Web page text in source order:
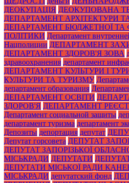
ДЕОКУПАЦІЯ ДЕОКУПОВАНА
ДЕПАРТАМЕНТ АРХІТЕКТУРИ
ДЕПАРТАМЕНТ БЮДЖЕТНОЇ ТА
ПОЛІТИКИ Департамент
Нацполиции ДЕПАРТАМЕНТ
ДЕПАРТАМЕНТ ЗДОРОВ'Я ЗОВА
здравоохранения департамент
ДЕПАРТАМЕНТ КУЛЬТУРИ І
КУЛЬТУРИ ТА ТУРИЗМУ
департамент образования
ДЕПАРТАМЕНТ ОСВІТИ
ЗДОРОВ'Я ДЕПАРТАМЕНТ
Департамент социальной защиты
департамент туризма департамент
Депозиты депортация депутат
Депутат горсовета ДЕПУТАТ
ДЕПУТАТ ЗАПОРІЗЬКОЇ
МІСЬКРАДИ ДЕПУТАТИ
ДЕПУТАТИ МІСЬКОЇ РАДИ
МІСЬКРАДИ депутатский фонд